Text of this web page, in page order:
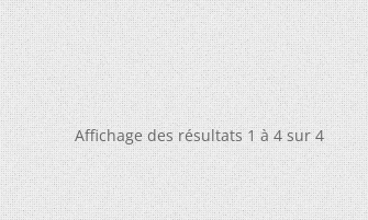
Affichage des résultats 1 à 4 sur 4